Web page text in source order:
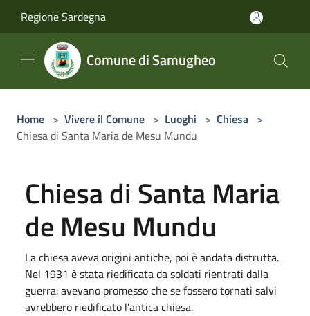
Regione Sardegna
Comune di Samugheo
Home > Vivere il Comune > Luoghi > Chiesa >
Chiesa di Santa Maria de Mesu Mundu
Chiesa di Santa Maria
de Mesu Mundu
La chiesa aveva origini antiche, poi è andata distrutta.
Nel 1931 è stata riedificata da soldati rientrati dalla
guerra: avevano promesso che se fossero tornati salvi
avrebbero riedificato l'antica chiesa.